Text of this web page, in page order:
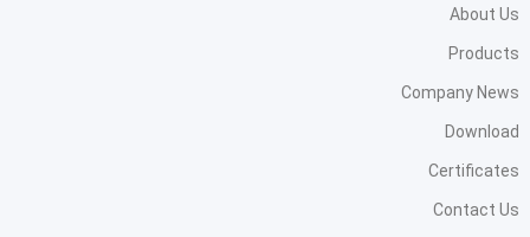
About Us
Products
Company News
Download
Certificates
Contact Us